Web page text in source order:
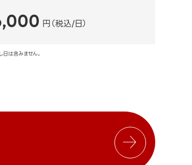
円（税込/日）
は含みません。